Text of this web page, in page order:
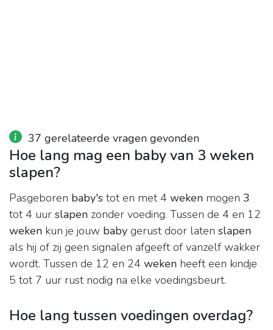
37 gerelateerde vragen gevonden
Hoe lang mag een baby van 3 weken
slapen?
Pasgeboren baby's tot en met 4 weken mogen 3
tot 4 uur slapen zonder voeding. Tussen de 4 en 12
weken kun je jouw baby gerust door laten slapen
als hij of zij geen signalen afgeeft of vanzelf wakker
wordt. Tussen de 12 en 24 weken heeft een kindje
5 tot 7 uur rust nodig na elke voedingsbeurt.
Hoe lang tussen voedingen overdag?